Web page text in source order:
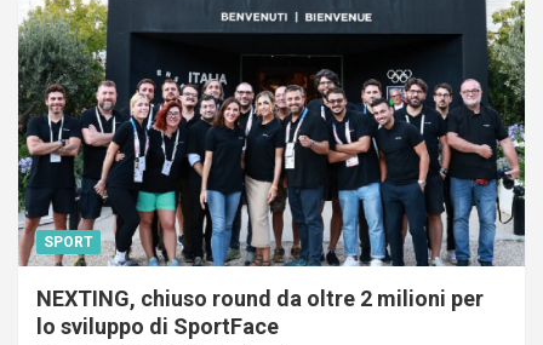
SPORT
NEXTING, chiuso round da oltre 2 milioni per
lo sviluppo di SportFace